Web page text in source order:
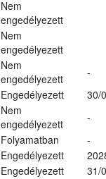
Nem
engedélyezett
Nem
engedélyezett
Nem
engedélyezett
-
Engedélyezett
30/
Nem
engedélyezett
-
Folyamatban
-
Engedélyezett
Engedélyezett
31/